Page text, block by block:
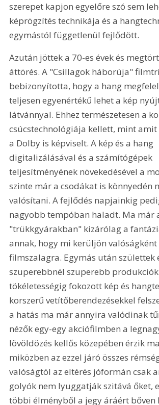
szerepet kapjon egyelőre szó sem
képrögzítés technikája és a
egymástól függetlenül fejlődött.
Azután jöttek a 70-es évek és
áttörés. A "Csillagok háborúja"
bebizonyította, hogy a hang
teljesen egyenértékű lehet a kép
látvánnyal. Ehhez természetesen a
csúcstechnológiája kellett, mint
a Dolby is képviselt. A kép és a hang
digitalizálásával és a számítógépek
teljesítményének növekedésével a
szinte már a csodákat is könnyedén
valósítani. A fejlődés napjainkig
nagyobb tempóban haladt. Ma már
"trükkgyárakban" kizárólag a
annak, hogy mi kerüljön valóságként
filmszalagra. Egymás után születtek
szuperebbnél szuperebb produkciók
tökéletességig fokozott kép és
korszerű vetítőberendezésekkel
a hatás ma már annyira valódinak
nézők egy-egy akciófilmben a
lövöldözés kellős közepében érzik
miközben az ezzel járó összes
valóságtól az eltérés jóformán csak
golyók nem lyuggatják szitává őket,
többi élményből a jegy áráért bőven